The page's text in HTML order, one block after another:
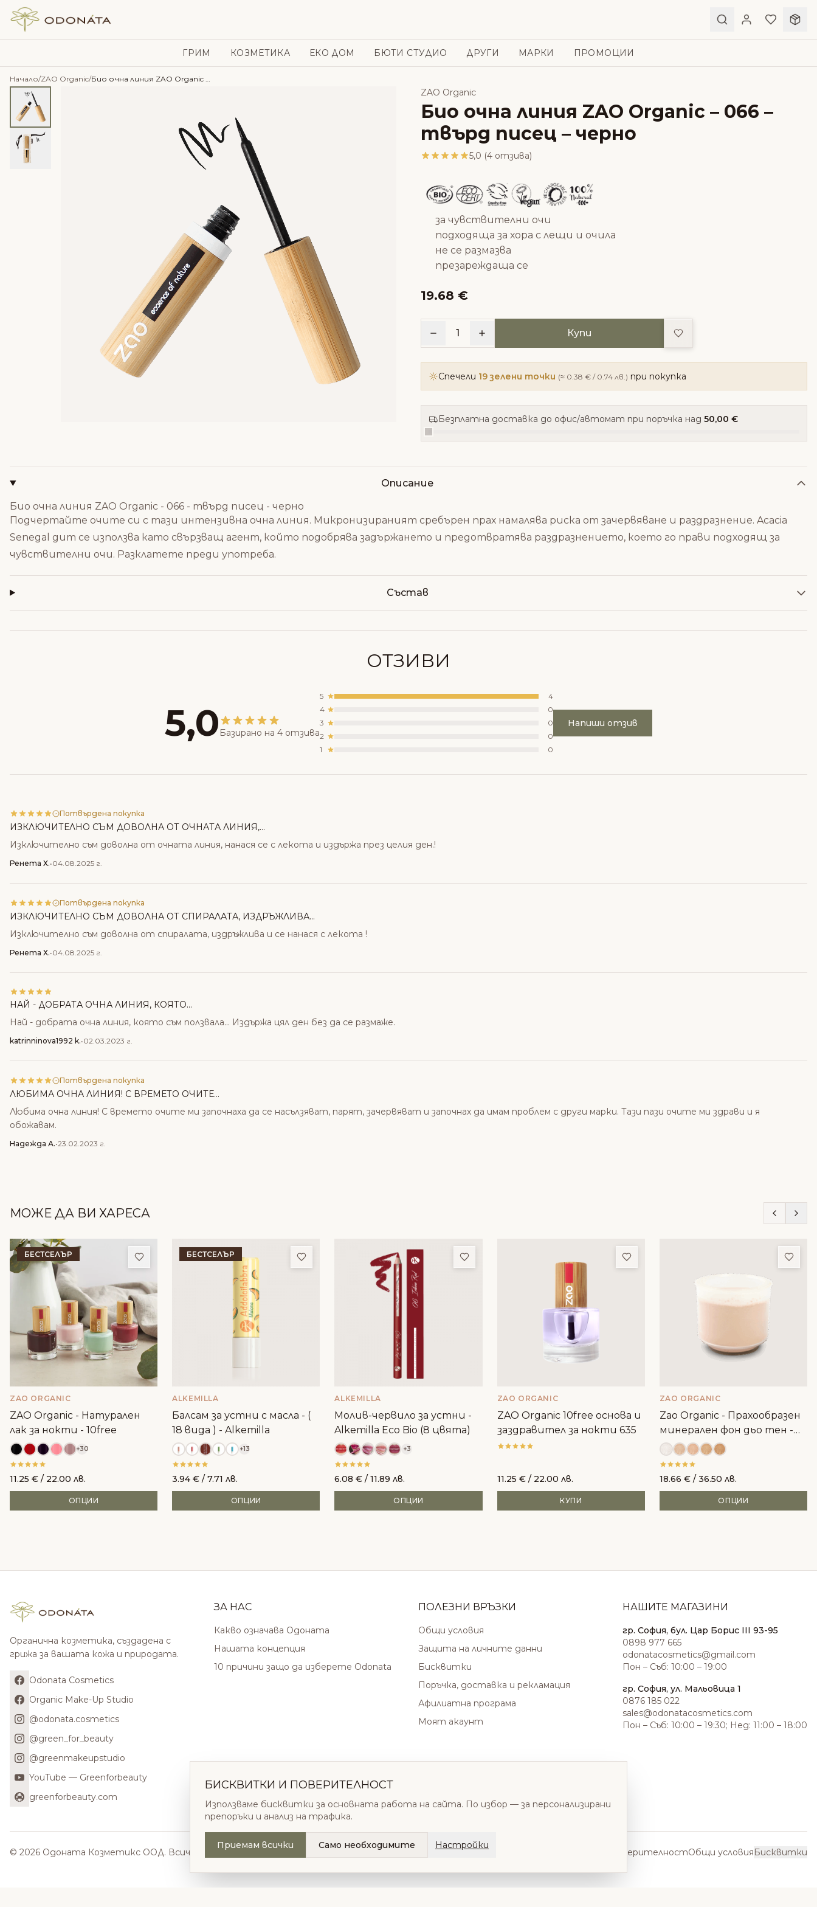
Skip to content
ГРИМ КОЗМЕТИКА ЕКО ДОМ БЮТИ СТУДИО ДРУГИ МАРКИ ПРОМОЦИИ
Начало/ZAO Organic/ Био очна линия ZAO Organic – 066 – твърд писец – черно
ZAO Organic
Био очна линия ZAO Organic – 066 –
твърд писец – черно
5,0 (4 отзива)
за чувствителни очи
подходяща за хора с лещи и очила
не се размазва
презареждаща се
19.68 €
1 Купи Добави в любими
Спечели 19 зелени точки (≈ 0.38 € / 0.74 лв.) при покупка
Безплатна доставка до офис/автомат при поръчка над 50,00 €
Описание
Био очна линия ZAO Organic - 066 - твърд писец - черно
Подчертайте очите си с тази интензивна очна линия. Микронизираният сребърен прах намалява риска от зачервяване и раздразнение. Acacia
Senegal gum се използва като свързващ агент, който подобрява задържането и предотвратява раздразнението, което го прави подходящ за
чувствителни очи. Разклатете преди употреба.
Състав
ОТЗИВИ
5,0 Базирано на 4 отзива
5
4
4
0
3
0
2
0
1
0
Напиши отзив
Потвърдена покупка
ИЗКЛЮЧИТЕЛНО СЪМ ДОВОЛНА ОТ ОЧНАТА ЛИНИЯ,...
Изключително съм доволна от очната линия, нанася се с лекота и издържа през целия ден.!
Ренета Х.•04.08.2025 г.
Потвърдена покупка
ИЗКЛЮЧИТЕЛНО СЪМ ДОВОЛНА ОТ СПИРАЛАТА, ИЗДРЪЖЛИВА...
Изключително съм доволна от спиралата, издръжлива и се нанася с лекота !
Ренета Х.•04.08.2025 г.
НАЙ - ДОБРАТА ОЧНА ЛИНИЯ, КОЯТО...
Най - добрата очна линия, която съм ползвала... Издържа цял ден без да се размаже.
katrinninova1992 k.•02.03.2023 г.
Потвърдена покупка
ЛЮБИМА ОЧНА ЛИНИЯ! С ВРЕМЕТО ОЧИТЕ...
Любима очна линия! С времето очите ми започнаха да се насълзяват, парят, зачервяват и започнах да имам проблем с други марки. Тази пази очите ми здрави и я
обожавам.
Надежда А.•23.02.2023 г.
МОЖЕ ДА ВИ ХАРЕСА
БЕСТСЕЛЪР Добави в любими
ZAO ORGANIC
ZAO Organic - Натурален
лак за нокти - 10free
+30
11.25 € / 22.00 лв.
ОПЦИИ
БЕСТСЕЛЪР Добави в любими
ALKEMILLA
Балсам за устни с масла - (
18 вида ) - Alkemilla
+13
3.94€ / 7.71 лв.
ОПЦИИ
Добави в любими
ALKEMILLA
Молив-червило за устни -
Alkemilla Eco Bio (8 цвята)
+3
6.08€ / 11.89 лв.
ОПЦИИ
Добави в любими
ZAO ORGANIC
ZAO Organic 10free основа и
заздравител за нокти 635
11.25 €/ 22.00 лв.
КУПИ
ZAO ORGANIC
Zao Organic - Прахообразен
минерален фон дьо тен -
пълнител
18.66 €/ 36.50 лв.
ОПЦИИ
Органична козметика, създадена с
грижа за вашата кожа и природата.
Odonata Cosmetics
Organic Make-Up Studio
@odonata.cosmetics
@green_for_beauty
@greenmakeupstudio
YouTube — Greenforbeauty
greenforbeauty.com
ЗА НАС
Какво означава Одоната
Нашата концепция
10 причини защо да изберете Odonata
ПОЛЕЗНИ ВРЪЗКИ
Общи условия
Защита на личните данни
Бисквитки
Поръчка, доставка и рекламация
Афилиатна програма
Моят акаунт
НАШИТЕ МАГАЗИНИ
гр. София, бул. Цар Борис III 93-95
0898 977 665
odonatacosmetics@gmail.com
Пон – Съб: 10:00 – 19:00
гр. София, ул. Мальовица 1
0876 185 022
sales@odonatacosmetics.com
Пон – Съб: 10:00 – 19:30; Нед: 11:00 – 18:00
© 2026 Одоната Козметикс ООД. Всички права запазени. Политика за поверителностОбщи условияБисквитки
БИСКВИТКИ И ПОВЕРИТЕЛНОСТ
Използваме бисквитки за основната работа на сайта. По избор — за персонализирани
препоръки и анализ на трафика.
Приемам всички Само необходимите Настройки